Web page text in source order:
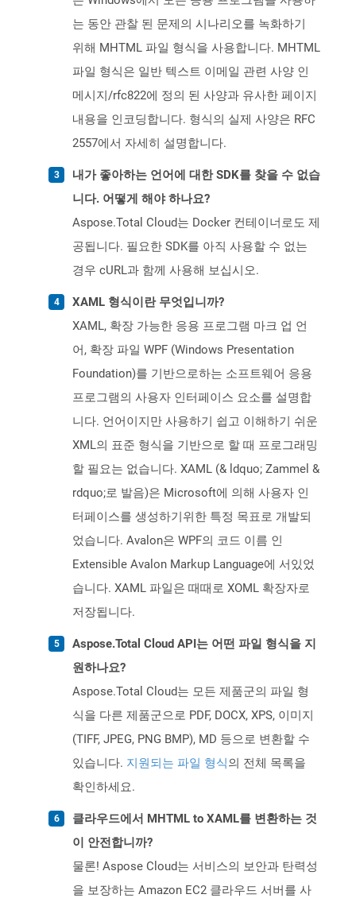
는 동안 관찰 된 문제의 시나리오를 녹화하기
위해 MHTML 파일 형식을 사용합니다. MHTML
파일 형식은 일반 텍스트 이메일 관련 사양 인
메시지/rfc822에 정의 된 사양과 유사한 페이지
내용을 인코딩합니다. 형식의 실제 사양은 RFC
2557에서 자세히 설명합니다.
내가 좋아하는 언어에 대한 SDK를 찾을 수 없습
니다. 어떻게 해야 하나요?
Aspose.Total Cloud는 Docker 컨테이너로도 제
공됩니다. 필요한 SDK를 아직 사용할 수 없는
경우 cURL과 함께 사용해 보십시오.
XAML 형식이란 무엇입니까?
XAML, 확장 가능한 응용 프로그램 마크 업 언
어, 확장 파일 WPF (Windows Presentation
Foundation)를 기반으로하는 소프트웨어 응용
프로그램의 사용자 인터페이스 요소를 설명합
니다. 언어이지만 사용하기 쉽고 이해하기 쉬운
XML의 표준 형식을 기반으로 할 때 프로그래밍
할 필요는 없습니다. XAML (& ldquo; Zammel &
rdquo;로 발음)은 Microsoft에 의해 사용자 인
터페이스를 생성하기위한 특정 목표로 개발되
었습니다. Avalon은 WPF의 코드 이름 인
Extensible Avalon Markup Language에 서있었
습니다. XAML 파일은 때때로 XOML 확장자로
저장됩니다.
Aspose.Total Cloud API는 어떤 파일 형식을 지
원하나요?
Aspose.Total Cloud는 모든 제품군의 파일 형
식을 다른 제품군으로 PDF, DOCX, XPS, 이미지
(TIFF, JPEG, PNG BMP), MD 등으로 변환할 수
있습니다. 지원되는 파일 형식의 전체 목록을
확인하세요.
클라우드에서 MHTML to XAML를 변환하는 것
이 안전합니까?
물론! Aspose Cloud는 서비스의 보안과 탄력성
을 보장하는 Amazon EC2 클라우드 서버를 사